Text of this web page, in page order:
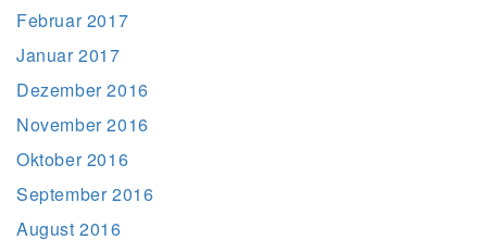
Februar 2017
Januar 2017
Dezember 2016
November 2016
Oktober 2016
September 2016
August 2016